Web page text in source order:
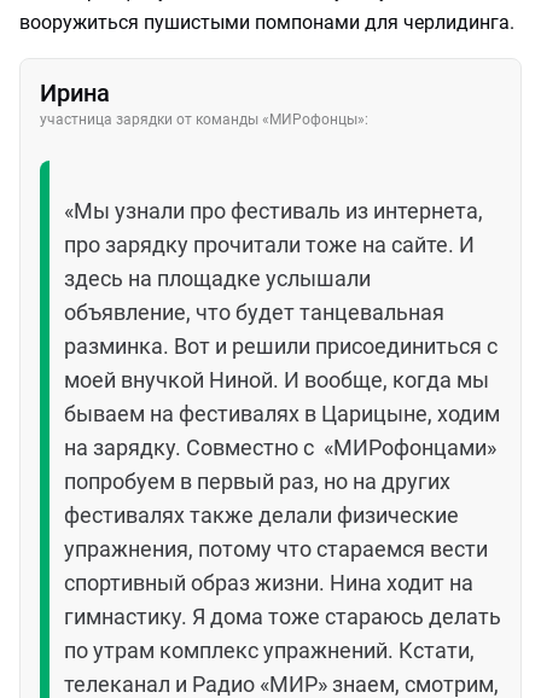
вооружиться пушистыми помпонами для черлидинга.
Ирина
участница зарядки от команды «МИРофонцы»:
«Мы узнали про фестиваль из интернета,
про зарядку прочитали тоже на сайте. И
здесь на площадке услышали
объявление, что будет танцевальная
разминка. Вот и решили присоединиться с
моей внучкой Ниной. И вообще, когда мы
бываем на фестивалях в Царицыне, ходим
на зарядку. Совместно с «МИРофонцами»
попробуем в первый раз, но на других
фестивалях также делали физические
упражнения, потому что стараемся вести
спортивный образ жизни. Нина ходит на
гимнастику. Я дома тоже стараюсь делать
по утрам комплекс упражнений. Кстати,
телеканал и Радио «МИР» знаем, смотрим,